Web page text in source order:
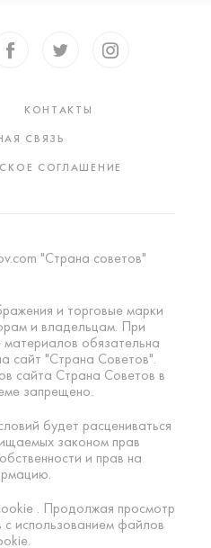
КОНТАКТЫ
СВЯЗЬ
СОГЛАШЕНИЕ
"Страна советов"
и торговые марки
и владельцам. При
материалов обязательна
сайт "Страна Советов".
сайта Страна Советов в
запрещено.
будет расцениваться
законом прав
и прав на
. Продолжая просмотр
использованием файлов